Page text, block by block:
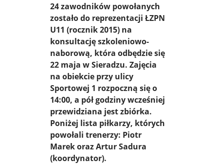
24 zawodników powołanych
zostało do reprezentacji ŁZPN
U11 (rocznik 2015) na
konsultację szkoleniowo-
naborową, która odbędzie się
22 maja w Sieradzu. Zajęcia
na obiekcie przy ulicy
Sportowej 1 rozpoczną się o
14:00, a pół godziny wcześniej
przewidziana jest zbiórka.
Poniżej lista piłkarzy, których
powołali trenerzy: Piotr
Marek oraz Artur Sadura
(koordynator).